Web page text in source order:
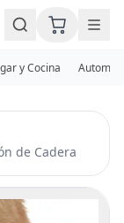
y Cocina
de Cadera